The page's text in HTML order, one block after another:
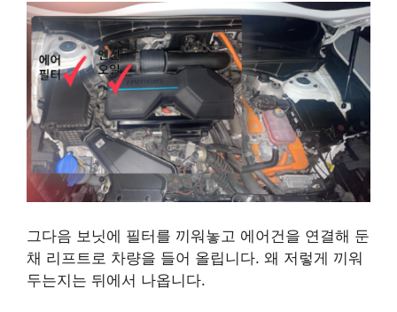
그다음 보닛에 필터를 끼워놓고 에어건을 연결해 둔
채 리프트로 차량을 들어 올립니다. 왜 저렇게 끼워
두는지는 뒤에서 나옵니다.